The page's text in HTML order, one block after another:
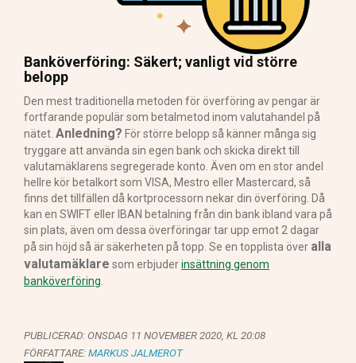
Banköverföring: Säkert; vanligt vid större
belopp
Den mest traditionella metoden för överföring av pengar är
fortfarande populär som betalmetod inom valutahandel på
nätet. Anledning? För större belopp så känner många sig
tryggare att använda sin egen bank och skicka direkt till
valutamäklarens segregerade konto. Även om en stor andel
hellre kör betalkort som VISA, Mestro eller Mastercard, så
finns det tillfällen då kortprocessorn nekar din överföring. Då
kan en SWIFT eller IBAN betalning från din bank ibland vara på
sin plats, även om dessa överföringar tar upp emot 2 dagar
på sin höjd så är säkerheten på topp. Se en topplista över alla
valutamäklare som erbjuderinsättning genom
banköverföring
PUBLICERAD: ONSDAG 11 NOVEMBER 2020, KL 20:08
FÖRFATTARE: MARKUS JALMEROT